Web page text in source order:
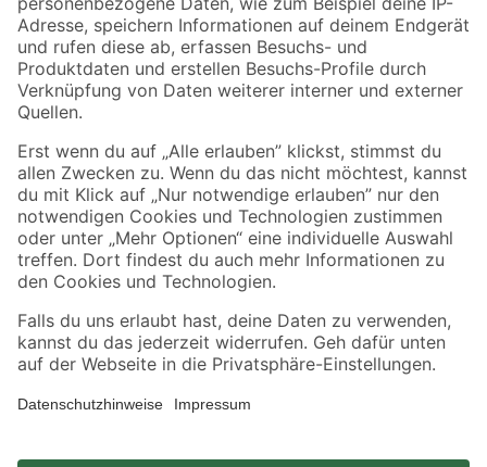
Sicher einkaufen
Jetzt die toom-App herunterladen
Alle Preisangaben in EUR inkl. gesetzl. MwSt.. Die dargestellten Angebote sind unter
Umständen nicht in allen Märkten verfügbar. Die angegebenen Verfügbarkeiten beziehen
sich auf den unter "Mein Markt" ausgewählten toom Baumarkt. Alle Angebote und
*Paketversand ab 59 € versandkostenfrei, gilt nicht für Artikel mit Speditionsversand, hier
fallen zusätzliche Versandkosten an.